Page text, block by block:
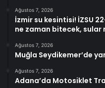
Ağustos 7, 2026
İzmir su kesintisi! İZSU
ne zaman bitecek, sular
Ağustos 7, 2026
Muğla Seydikemer’de
Ağustos 7, 2026
Adana’da Motosiklet